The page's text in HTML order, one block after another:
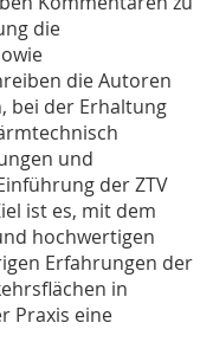
die
die Autoren
bei der Erhaltung
und
der ZTV
ist es, mit dem
hochwertigen
Erfahrungen der
in
Praxis eine